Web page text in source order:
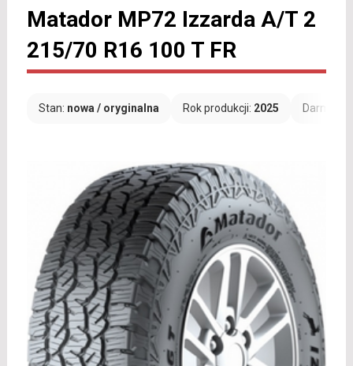
Matador MP72 Izzarda A/T 2
215/70 R16 100 T FR
Stan: nowa / oryginalna Rok produkcji: 2025